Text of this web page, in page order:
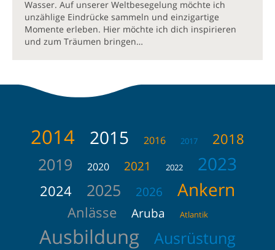
Wasser. Auf unserer Weltbesegelung möchte ich
unzählige Eindrücke sammeln und einzigartige
Momente erleben. Hier möchte ich dich inspirieren
und zum Träumen bringen…
2014 2015 2016 2017 2018
2019 2020 2021 2022 2023
2024 2025 2026 Ankern
Anlässe Aruba Atlantik
Ausbildung Ausrüstung